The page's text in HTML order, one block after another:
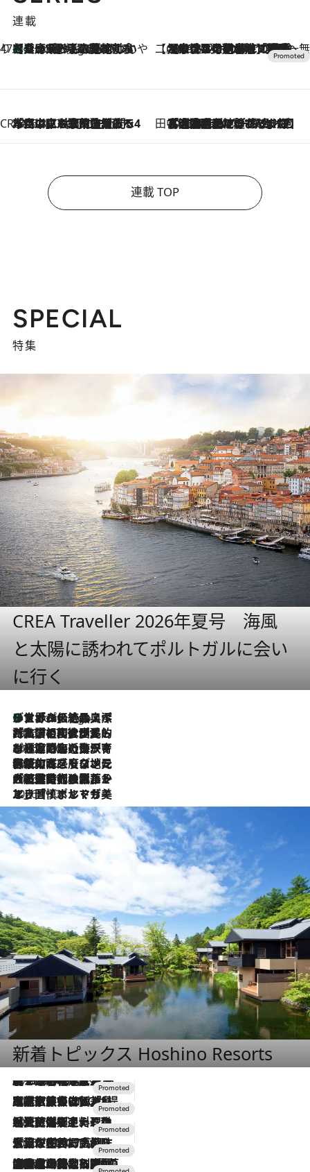
連載
47都道府県の手みやげ ひんやりスイーツで夏を満喫
8 Hours Ago
【兵庫県】この夏絶対食べたい 冷やしておいしいおやつ3選 淡路島の恵みをジェラートに集約 【CREA×星野リゾート】唯一無二。癒しと発見が待つ場所へ
2026.8.7
【トンボの足水浴】ヒノキの香りに包まれて涼感マックス！約13℃の湧水かけ流しを避暑地「星野温泉 トンボの湯」で体験
CREA'S CHOICE
2026.8.7
「立川にも歌舞伎があるんだよ」 片岡仁左衛門・市川中車ら豪華座組みで4年目の立川立飛歌舞伎へ 田中稲の勝手に再ブーム
2026.8.7
「湘南乃風に憧れて」観客大盛上がりの“タオル回し”に、ラッパー顔負けの高速歌唱まで…さだまさし（74）のアグレッシブすぎる現在地
連載 TOP
SPECIAL
特集
CREA Traveller 2026年夏号 海風
と太陽に誘われてポルトガルに会い
に行く
8 Hours Ago
リスボンの絶品スイーツ「パステル・デ・ナタ」とは？ポルトガル伝統の奥深い世界へ
2026.7.27
「私の祖国はポルトガル語です」国民的詩人フェルナンド・ペソアと、彼が愛した文学の街を歩く
2026.7.26
ポルトガル近海が育む極上の海の幸。キリリと冷えた白ワインと愉しむ、シーフード専門店の贅沢
2026.7.22
伝統の味をモダンに昇華。高感度な地元客が集う、リスボンの最旬ガストロノミー
2026.7.21
大航海時代の栄華から、震災、独裁、そして革命へ。ポルトガル・首都リスボンの石畳に刻まれた「歴史の光と影」
2026.7.13
エッセイ・ヤマザキマリ「慎ましくも美しき国 ポルトガル」
新着トピックス Hoshino Resorts
2026.8.7
【トンボの足水浴】ヒノキの香りに包まれて涼感マックス！約13℃の湧水かけ流しを避暑地「星野温泉 トンボの湯」で体験
2026.7.31
【ホテル帰省】という選択肢をOMOが提案。家族とほどよい距離を保つには「昼は実家、夜は気兼ねなくホテルで！」
2026.7.24
【夏限定ディナーコース】旬を迎える稚鮎や花ズッキーニなどをイタリア・トスカーナの郷土料理の手法で満喫！
2026.7.17
「土佐和ハーブかき氷」がOMO7高知に登場！生姜、山椒、大葉など目にも舌にも涼を呼ぶ郷土の味
2026.7.10
NEW OPEN！【界 草津】名湯の地に誕生。趣の異なる2種の温泉と上州ならではの会席・蕎麦割烹など美食を味わう究極の癒やし旅